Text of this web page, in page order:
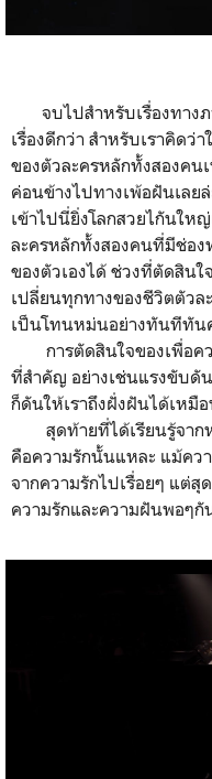
จบไปสำหรับเรื่องทางภ
เรื่องดีกว่า สำหรับเราคิด
ของตัวละครหลักทั้งสองคน
ค่อนข้างไปทางเพ้อฝันเลย
เข้าไปนี่ยิ่งโลกสวยไกันให
ละครหลักทั้งสองคนที่มีช่อง
ของตัวเองได้ ช่วงที่ตัดสินใ
เปลี่ยนทุกทางของชีวิตตัวล
เป็นโทนหม่นอย่างทันทีทัน
การตัดสินใจของเพื่อคว
ที่สำคัญ อย่างเช่นแรงขับดั
ก็ดันให้เราถึงฝั่งฝันได้เหมื
สุดท้ายที่ได้เรียนรู้จาก
คือความรักนั้นแหละ แม้คว
จากความรักไปเรื่อยๆ แต่สุ
ความรักและความฝันพอๆ